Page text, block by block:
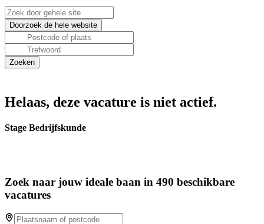
Helaas, deze vacature is niet actief.
Stage Bedrijfskunde
Zoek naar jouw ideale baan in 490 beschikbare
vacatures